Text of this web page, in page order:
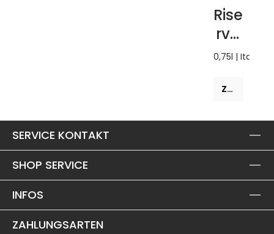
Rise
rva
Vitt
Mor
a
t
0,75l | Italien
Zum Produkt
SERVICE KONTAKT
SHOP SERVICE
INFOS
ZAHLUNGSARTEN